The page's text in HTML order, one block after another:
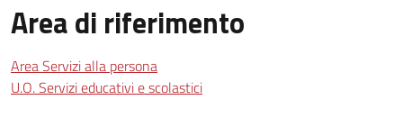
Area di riferimento
Area Servizi alla persona
U.O. Servizi educativi e scolastici